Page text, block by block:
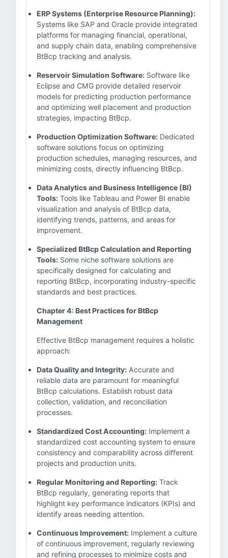
ERP Systems (Enterprise Resource Planning):
Systems like SAP and Oracle provide integrated
platforms for managing financial, operational,
and supply chain data, enabling comprehensive
BtBcp tracking and analysis.
Reservoir Simulation Software: Software like
Eclipse and CMG provide detailed reservoir
models for predicting production performance
and optimizing well placement and production
strategies, impacting BtBcp.
Production Optimization Software: Dedicated
software solutions focus on optimizing
production schedules, managing resources, and
minimizing costs, directly influencing BtBcp.
Data Analytics and Business Intelligence (BI)
Tools: Tools like Tableau and Power BI enable
visualization and analysis of BtBcp data,
identifying trends, patterns, and areas for
improvement.
Specialized BtBcp Calculation and Reporting
Tools: Some niche software solutions are
specifically designed for calculating and
reporting BtBcp, incorporating industry-specific
standards and best practices.
Chapter 4: Best Practices for BtBcp
Management
Effective BtBcp management requires a holistic
approach:
Data Quality and Integrity: Accurate and
reliable data are paramount for meaningful
BtBcp calculations. Establish robust data
collection, validation, and reconciliation
processes.
Standardized Cost Accounting: Implement a
standardized cost accounting system to ensure
consistency and comparability across different
projects and production units.
Regular Monitoring and Reporting: Track
BtBcp regularly, generating reports that
highlight key performance indicators (KPIs) and
identify areas needing attention.
Continuous Improvement: Implement a culture
of continuous improvement, regularly reviewing
and refining processes to minimize costs and